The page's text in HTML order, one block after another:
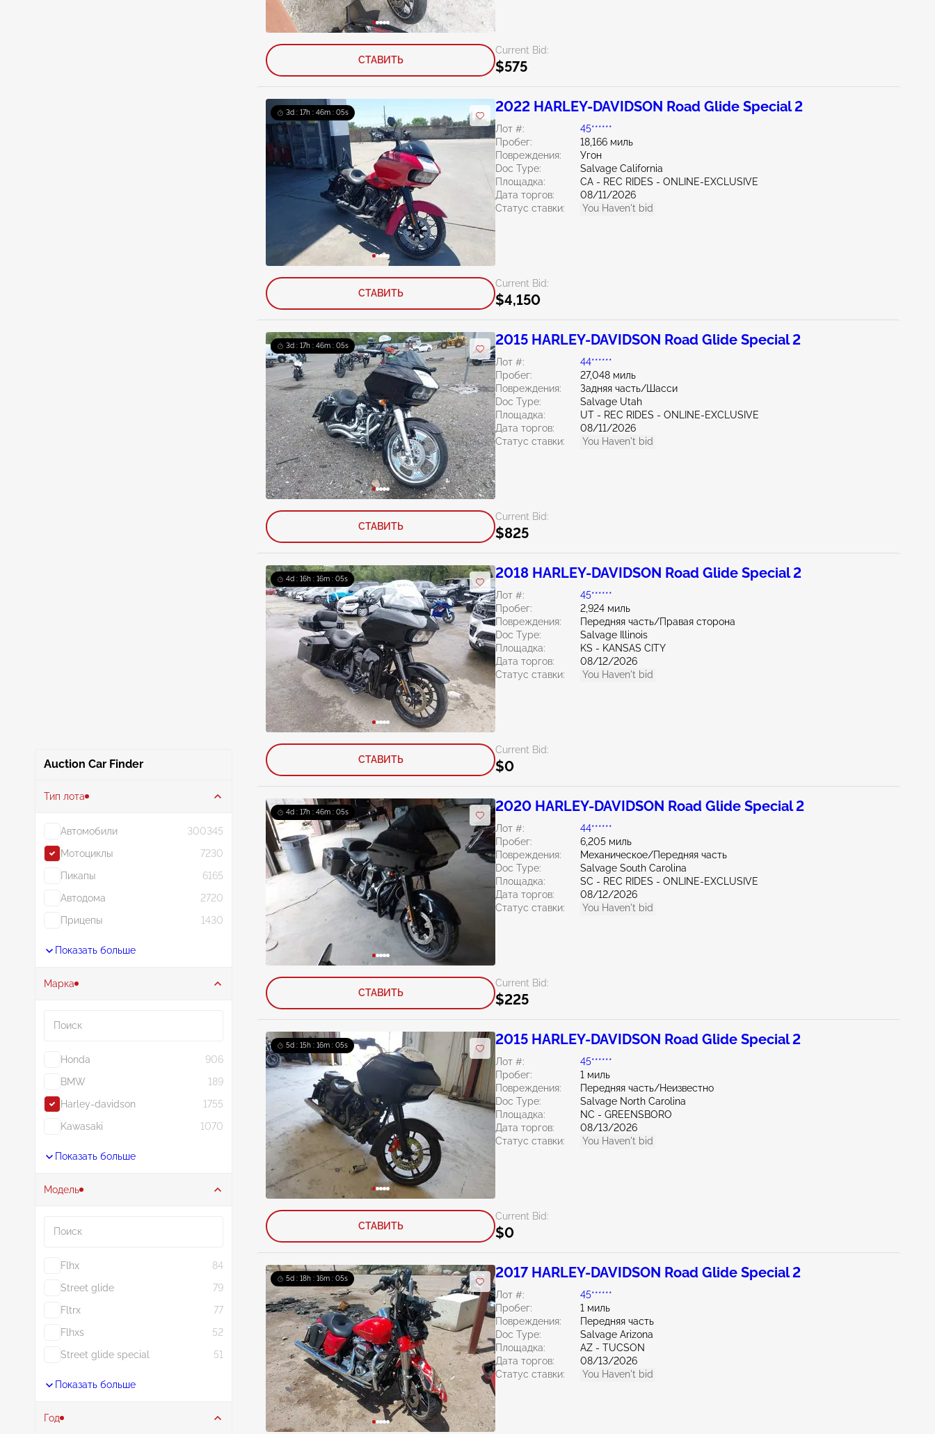
Auction Car Finder
Тип лота
Автомобили
300345
Мотоциклы
7230
Пикапы
6165
Автодома
2720
Прицепы
1430
Показать больше
Марка
Honda
906
BMW
189
Harley-davidson
1755
Kawasaki
1070
Показать больше
Модель
Flhx
84
Street glide
79
Fltrx
77
Flhxs
52
Street glide special
51
Показать больше
Год
Current Bid:
$575
СТАВИТЬ
3d : 17h : 46m : 04s 2022 HARLEY-DAVIDSON Road Glide Special 2
Лот #:
45******
Пробег:
18,166 миль
Повреждения:
Угон
Doc Type:
Salvage California
Площадка:
CA - REC RIDES - ONLINE-EXCLUSIVE
Дата торгов:
08/11/2026
Статус ставки:
You Haven't bid
Current Bid:
$4,150
СТАВИТЬ
3d : 17h : 46m : 04s 2015 HARLEY-DAVIDSON Road Glide Special 2
Лот #:
44******
Пробег:
27,048 миль
Повреждения:
Задняя часть/Шасси
Doc Type:
Salvage Utah
Площадка:
UT - REC RIDES - ONLINE-EXCLUSIVE
Дата торгов:
08/11/2026
Статус ставки:
You Haven't bid
Current Bid:
$825
СТАВИТЬ
4d : 16h : 16m : 04s 2018 HARLEY-DAVIDSON Road Glide Special 2
Лот #:
45******
Пробег:
2,924 миль
Повреждения:
Передняя часть/Правая сторона
Doc Type:
Salvage Illinois
Площадка:
KS - KANSAS CITY
Дата торгов:
08/12/2026
Статус ставки:
You Haven't bid
Current Bid:
$0
СТАВИТЬ
4d : 17h : 46m : 04s 2020 HARLEY-DAVIDSON Road Glide Special 2
Лот #:
44******
Пробег:
6,205 миль
Повреждения:
Механическое/Передняя часть
Doc Type:
Salvage South Carolina
Площадка:
SC - REC RIDES - ONLINE-EXCLUSIVE
Дата торгов:
08/12/2026
Статус ставки:
You Haven't bid
Current Bid:
$225
СТАВИТЬ
5d : 15h : 16m : 04s 2015 HARLEY-DAVIDSON Road Glide Special 2
Лот #:
45******
Пробег:
1 миль
Повреждения:
Передняя часть/Неизвестно
Doc Type:
Salvage North Carolina
Площадка:
NC - GREENSBORO
Дата торгов:
08/13/2026
Статус ставки:
You Haven't bid
Current Bid:
$0
СТАВИТЬ
5d : 18h : 16m : 04s 2017 HARLEY-DAVIDSON Road Glide Special 2
Лот #:
45******
Пробег:
1 миль
Повреждения:
Передняя часть
Doc Type:
Salvage Arizona
Площадка:
AZ - TUCSON
Дата торгов:
08/13/2026
Статус ставки:
You Haven't bid